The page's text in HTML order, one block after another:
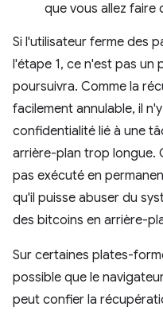
que vous allez faire
Si l'utilisateur ferme des
l'étape 1, ce n'est pas un
poursuivra. Comme la
facilement annulable, il
confidentialité lié à une
arrière-plan trop longue.
pas exécuté en
qu'il puisse abuser du
des bitcoins en arrière-
Sur certaines plates-
possible que le
peut confier la